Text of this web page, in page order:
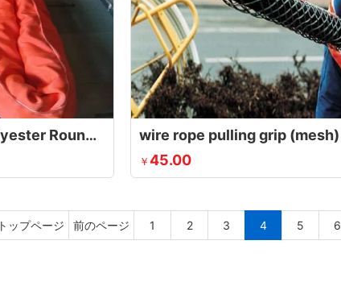
WLL 120Tonne Polyester Round Slings wire rope pulling grip (mesh)
￥ 45.00
トップページ 前のページ 1 2 3 4 5 6